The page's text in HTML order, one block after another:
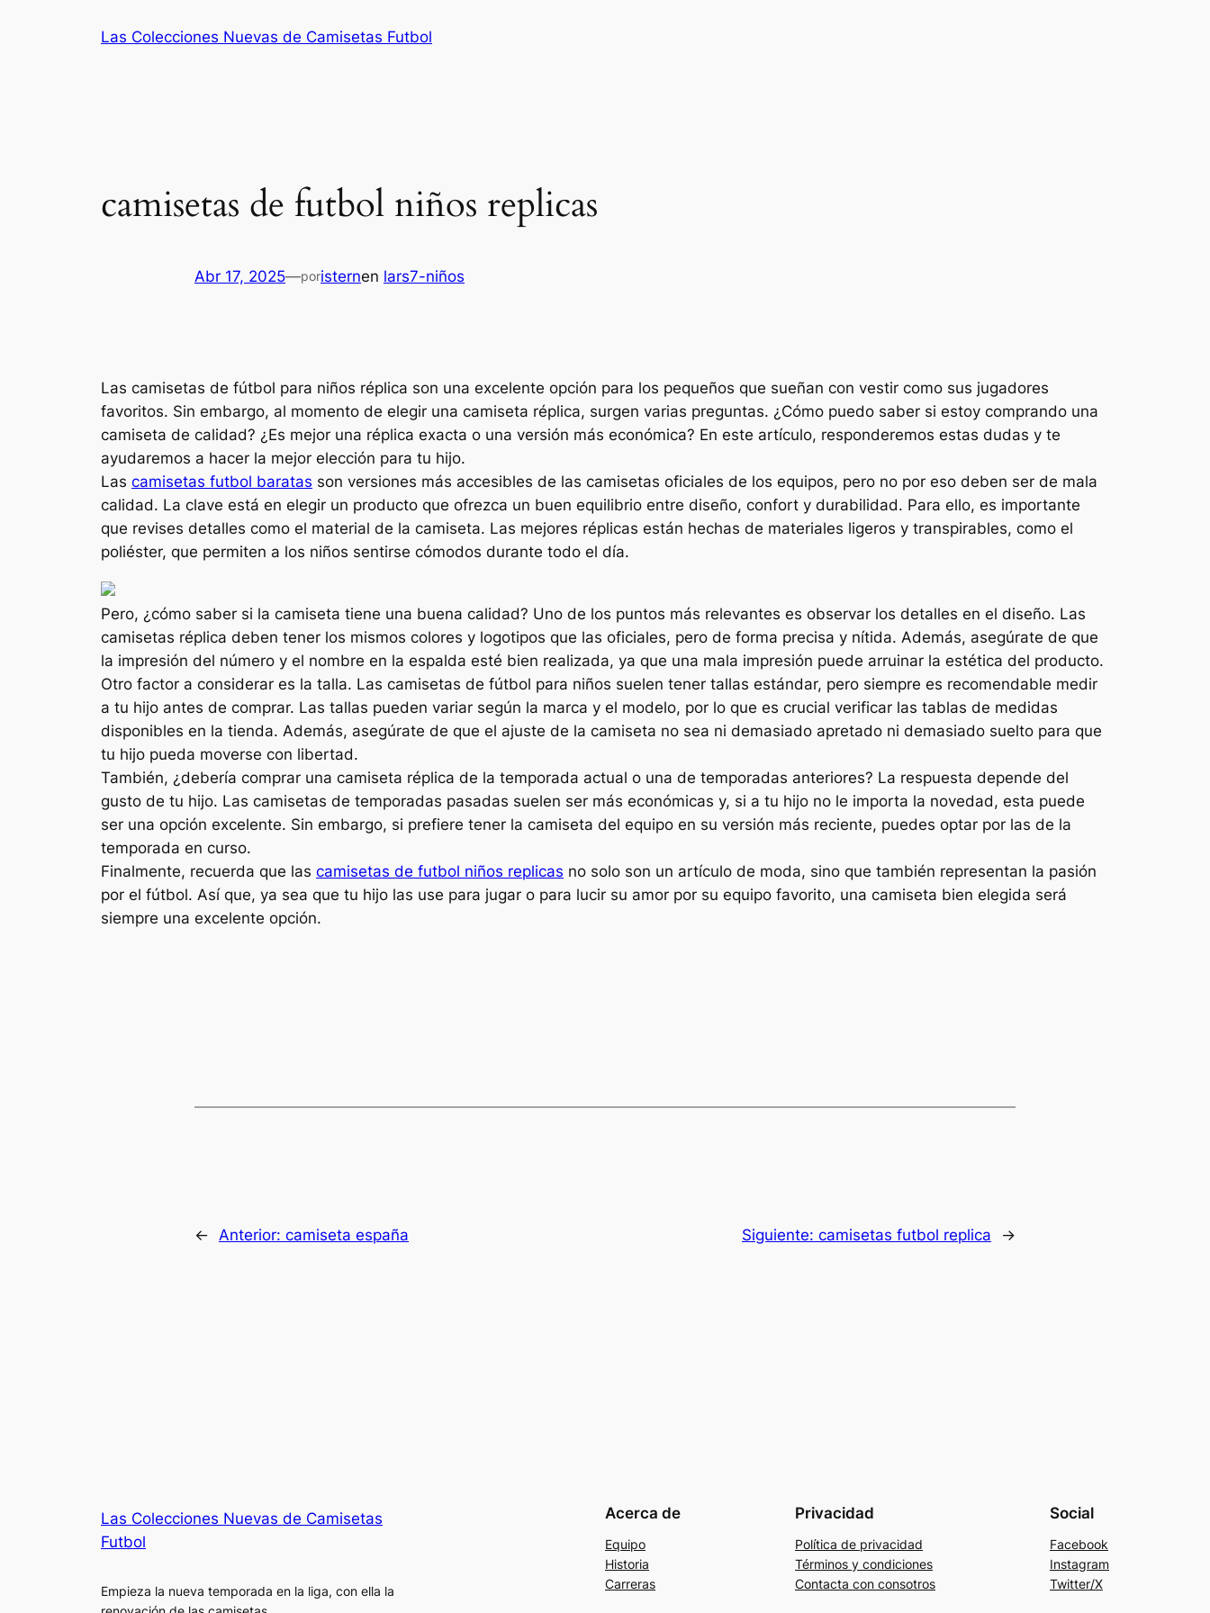
Las Colecciones Nuevas de Camisetas Futbol
camisetas de futbol niños replicas
Abr 17, 2025—poristernen lars7-niños
Las camisetas de fútbol para niños réplica son una excelente opción para los pequeños que sueñan con vestir como sus jugadores
favoritos. Sin embargo, al momento de elegir una camiseta réplica, surgen varias preguntas. ¿Cómo puedo saber si estoy comprando una
camiseta de calidad? ¿Es mejor una réplica exacta o una versión más económica? En este artículo, responderemos estas dudas y te
ayudaremos a hacer la mejor elección para tu hijo.
Las camisetas futbol baratas son versiones más accesibles de las camisetas oficiales de los equipos, pero no por eso deben ser de mala
calidad. La clave está en elegir un producto que ofrezca un buen equilibrio entre diseño, confort y durabilidad. Para ello, es importante
que revises detalles como el material de la camiseta. Las mejores réplicas están hechas de materiales ligeros y transpirables, como el
poliéster, que permiten a los niños sentirse cómodos durante todo el día.
Pero, ¿cómo saber si la camiseta tiene una buena calidad? Uno de los puntos más relevantes es observar los detalles en el diseño. Las
camisetas réplica deben tener los mismos colores y logotipos que las oficiales, pero de forma precisa y nítida. Además, asegúrate de que
la impresión del número y el nombre en la espalda esté bien realizada, ya que una mala impresión puede arruinar la estética del producto.
Otro factor a considerar es la talla. Las camisetas de fútbol para niños suelen tener tallas estándar, pero siempre es recomendable medir
a tu hijo antes de comprar. Las tallas pueden variar según la marca y el modelo, por lo que es crucial verificar las tablas de medidas
disponibles en la tienda. Además, asegúrate de que el ajuste de la camiseta no sea ni demasiado apretado ni demasiado suelto para que
tu hijo pueda moverse con libertad.
También, ¿debería comprar una camiseta réplica de la temporada actual o una de temporadas anteriores? La respuesta depende del
gusto de tu hijo. Las camisetas de temporadas pasadas suelen ser más económicas y, si a tu hijo no le importa la novedad, esta puede
ser una opción excelente. Sin embargo, si prefiere tener la camiseta del equipo en su versión más reciente, puedes optar por las de la
temporada en curso.
Finalmente, recuerda que las camisetas de futbol niños replicas no solo son un artículo de moda, sino que también representan la pasión
por el fútbol. Así que, ya sea que tu hijo las use para jugar o para lucir su amor por su equipo favorito, una camiseta bien elegida será
siempre una excelente opción.
← Anterior: camiseta españa Siguiente: camisetas futbol replica →
Las Colecciones Nuevas de Camisetas
Futbol
Empieza la nueva temporada en la liga, con ella la
Acerca de
Equipo
Historia
Carreras
Privacidad
Política de privacidad
Términos y condiciones
Contacta con consotros
Social
Facebook
Instagram
Twitter/X